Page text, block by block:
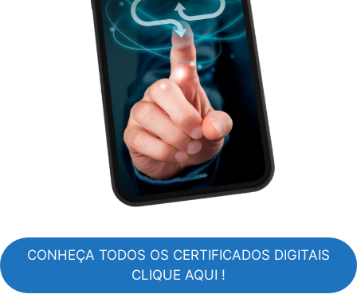
CONHEÇA TODOS OS CERTIFICADOS DIGITAIS
CLIQUE AQUI !